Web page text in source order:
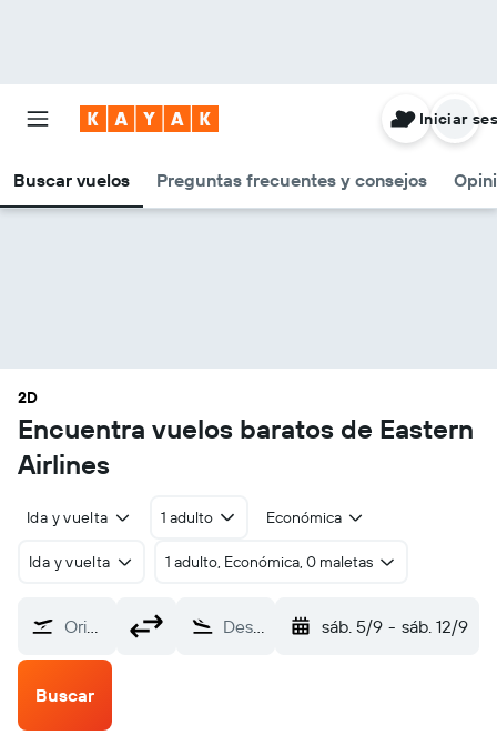
Buscar vuelos Preguntas frecuentes y consejos
Iniciar
2D
Encuentra vuelos baratos de Eastern
Airlines
Ida y vuelta 1 adulto Económica
Ida y vuelta 1 adulto, Económica, 0 maletas
Origen Destino sáb. 5/9 - sáb. 12/9
Buscar